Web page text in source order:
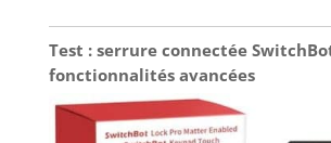
Test : serrure connectée
fonctionnalités avancées